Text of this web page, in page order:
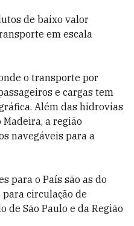
de baixo valor
em escala
o transporte por
e cargas tem
Além das hidrovias
Madeira, a região
navegáveis para a
para o País são as do
circulação de
de São Paulo e da Região